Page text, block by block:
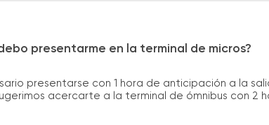
presentarme en la terminal de micros?
presentarse con 1 hora de anticipación a la
acercarte a la terminal de ómnibus con 2